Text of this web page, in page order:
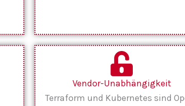
Vendor-Unabhängigkeit
Terraform und Kubernetes sind